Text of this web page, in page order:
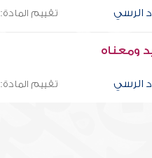
الرسي تقييم المادة:
ومعناه
الرسي تقييم المادة: